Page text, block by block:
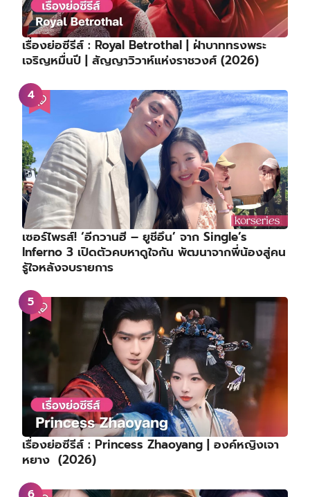
เรื่องย่อซีรีส์ : Royal Betrothal | ฝ่าบาททรงพระ
เจริญหมื่นปี | สัญญาวิวาห์แห่งราชวงศ์ (2026)
เซอร์ไพรส์! ‘อีกวานฮี – ยูชีอึน’ จาก Single’s
Inferno 3 เปิดตัวคบหาดูใจกัน พัฒนาจากพี่น้องสู่คน
รู้ใจหลังจบรายการ
เรื่องย่อซีรีส์ : Princess Zhaoyang | องค์หญิงเจา
หยาง (2026)